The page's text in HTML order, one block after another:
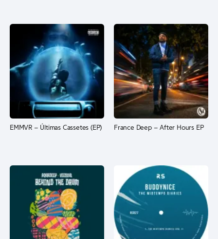
EMMVR – Últimas Cassetes (EP) France Deep – After Hours EP